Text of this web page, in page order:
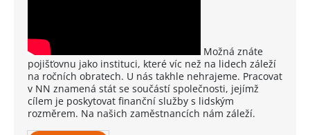
Možná znáte
pojišťovnu jako instituci, které víc než na lidech záleží
na ročních obratech. U nás takhle nehrajeme. Pracovat
v NN znamená stát se součástí společnosti, jejímž
cílem je poskytovat finanční služby s lidským
rozměrem. Na našich zaměstnancích nám záleží.